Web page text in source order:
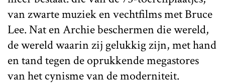
van zwarte muziek en vechtfilms met Bruce
Lee. Nat en Archie beschermen die wereld,
de wereld waarin zij gelukkig zijn, met hand
en tand tegen de oprukkende megastores
van het cynisme van de moderniteit.